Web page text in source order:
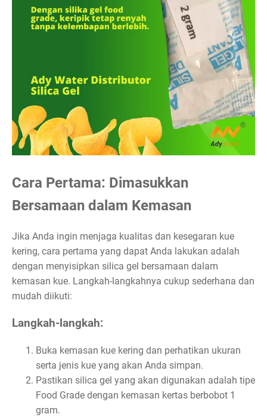
Cara Pertama: Dimasukkan
Bersamaan dalam Kemasan
Jika Anda ingin menjaga kualitas dan kesegaran kue
kering, cara pertama yang dapat Anda lakukan adalah
dengan menyisipkan silica gel bersamaan dalam
kemasan kue. Langkah-langkahnya cukup sederhana dan
mudah diikuti:
Langkah-langkah:
Buka kemasan kue kering dan perhatikan ukuran
serta jenis kue yang akan Anda simpan.
Pastikan silica gel yang akan digunakan adalah tipe
Food Grade dengan kemasan kertas berbobot 1
gram.